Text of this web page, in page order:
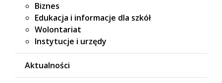
Biznes
Edukacja i informacje dla szkół
Wolontariat
Instytucje i urzędy
Aktualności